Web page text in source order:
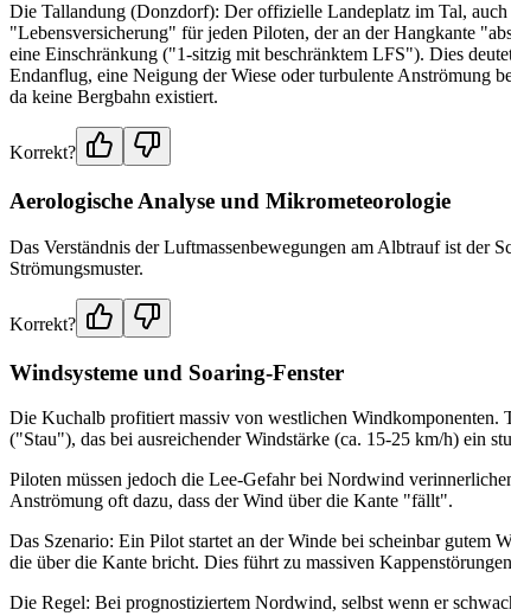
Die Tallandung (Donzdorf): Der offizielle Landeplatz im Tal,
"Lebensversicherung" für jeden Piloten, der an der Hangkante
eine Einschränkung ("1-sitzig mit beschränktem LFS"). Dies
Endanflug, eine Neigung der Wiese oder turbulente Anströmung
da keine Bergbahn existiert.
Korrekt?
Aerologische Analyse und Mikrometeorologie
Das Verständnis der Luftmassenbewegungen am Albtrauf ist der
Strömungsmuster.
Korrekt?
Windsysteme und Soaring-Fenster
Die Kuchalb profitiert massiv von westlichen Windkomponenten.
("Stau"), das bei ausreichender Windstärke (ca. 15-25 km/h) ein
Piloten müssen jedoch die Lee-Gefahr bei Nordwind
Anströmung oft dazu, dass der Wind über die Kante "fällt".
Das Szenario: Ein Pilot startet an der Winde bei scheinbar gutem
die über die Kante bricht. Dies führt zu massiven
Die Regel: Bei prognostiziertem Nordwind, selbst wenn er